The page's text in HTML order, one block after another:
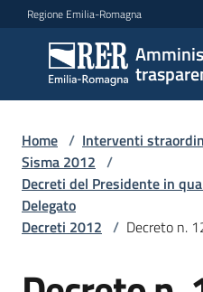
Vai al contenuto
Vai alla navigazione
Vai al footer
Regione Emilia-Romagna
trasparente
Sottosezioni
Accesso
Home / Interventi
Sisma 2012 /
Decreti del Presidente in
Delegato
Decreti 2012 / Decreto n.